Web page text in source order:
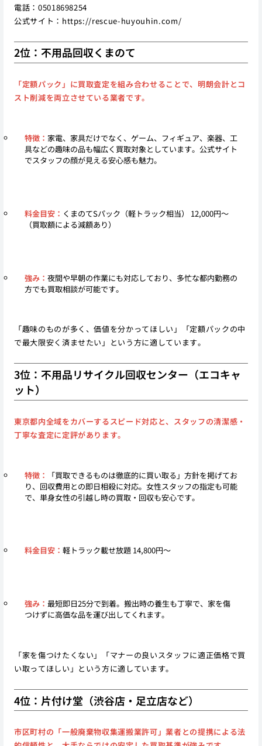
電話：05018698254
公式サイト： https://rescue-huyouhin.com/
2位：不用品回収くまのて
「定額パック」に買取査定を組み合わせることで、明朗会計とコ
スト削減を両立させている業者です。
特徴： 家電、家具だけでなく、ゲーム、フィギュア、楽器、工
具などの趣味の品も幅広く買取対象としています。公式サイト
でスタッフの顔が見える安心感も魅力。
料金目安： くまのてSパック（軽トラック相当） 12,000円〜
（買取額による減額あり）
強み： 夜間や早朝の作業にも対応しており、多忙な都内勤務の
方でも買取相談が可能です。
「趣味のものが多く、価値を分かってほしい」「定額パックの中
で最大限安く済ませたい」という方に適しています。
3位：不用品リサイクル回収センター（エコキャ
ット）
東京都内全域をカバーするスピード対応と、スタッフの清潔感・
丁寧な査定に定評があります。
特徴：
「買取できるものは徹底的に買い取る」方針を掲げてお
り、回収費用との即日相殺に対応。女性スタッフの指定も可能
で、単身女性の引越し時の買取・回収も安心です。
料金目安： 軽トラック載せ放題 14,800円〜
強み： 最短即日25分で到着。搬出時の養生も丁寧で、家を傷
つけずに高価な品を運び出してくれます。
「家を傷つけたくない」「マナーの良いスタッフに適正価格で買
い取ってほしい」という方に適しています。
4位：片付け堂（渋谷店・足立店など）
市区町村の「一般廃棄物収集運搬業許可」業者との提携による法